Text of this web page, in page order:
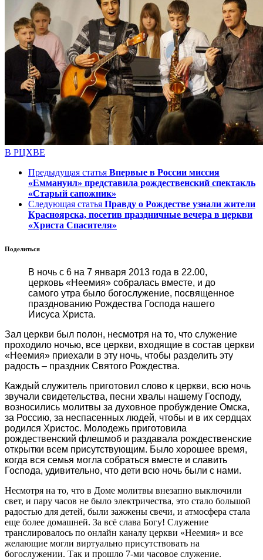
В РЦХВЕ
Предыдущая статья Впервые в России миссия
«Еммануил» представила рождественский спектакль
«Старый сапожник»
Следующая статья Правду о Рождестве узнали жители
Красноярска, посетив праздничные вечера в церкви
«Христа Спасителя»
Поделиться
В ночь с 6 на 7 января 2013 года в 22.00,
церковь «Неемия» собралась вместе, и до
самого утра было богослужение, посвященное
празднованию Рождества Господа нашего
Иисуса Христа.
Зал церкви был полон, несмотря на то, что служение
проходило ночью, все церкви, входящие в состав церкви
«Неемия» приехали в эту ночь, чтобы разделить эту
радость – праздник Святого Рождества.
Каждый служитель приготовил слово к церкви, всю ночь
звучали свидетельства, песни хвалы нашему Господу,
возносились молитвы за духовное пробуждение Омска,
за Россию, за неспасенных людей, чтобы и в их сердцах
родился Христос. Молодежь приготовила
рождественский флешмоб и раздавала рождественские
открытки всем присутствующим. Было хорошее время,
когда вся семья могла собраться вместе и славить
Господа, удивительно, что дети всю ночь были с нами.
Несмотря на то, что в Доме молитвы внезапно выключили
свет, и пару часов не было электричества, это стало большой
радостью для детей, были зажжены свечи, и атмосфера стала
еще более домашней. За всё слава Богу! Служение
транслировалось по онлайн каналу церкви «Неемия» и все
желающие могли виртуально присутствовать на
богослужении. Так и прошло 7-ми часовое служение.